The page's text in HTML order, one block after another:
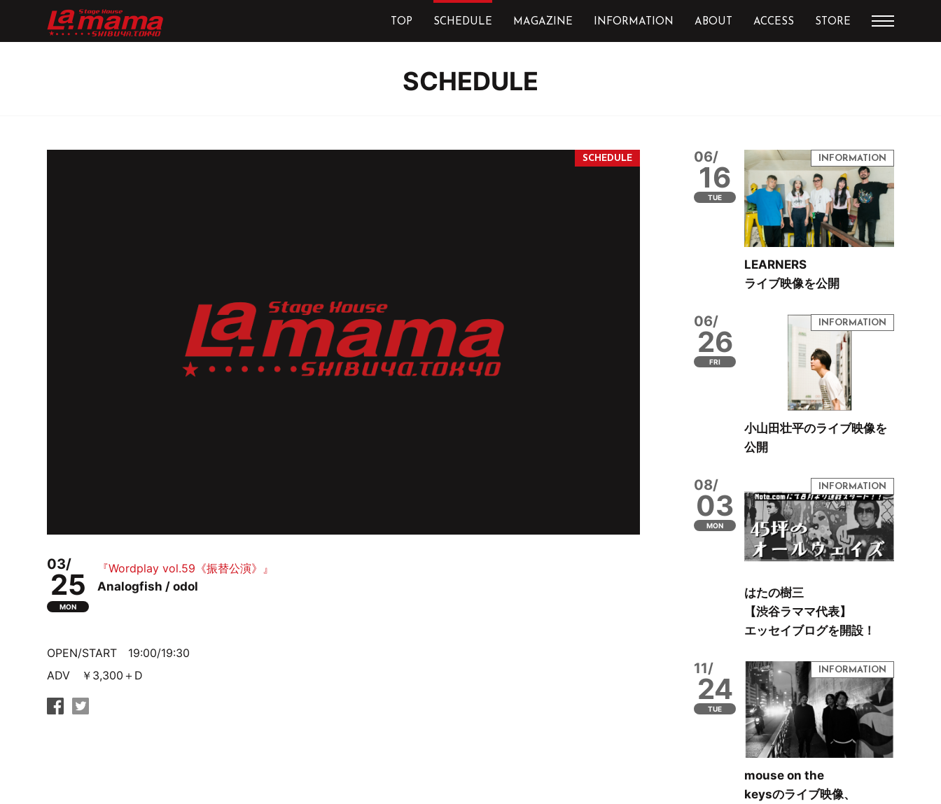
TOP SCHEDULE MAGAZINE INFORMATION ABOUT ACCESS STORE
SCHEDULE
03/
25
MON
『Wordplay vol.59《振替公演》』
Analogfish / odol
OPEN/START 19:00/19:30
ADV ￥3,300＋D
06/
16
TUE
LEARNERS
ライブ映像を公開
06/
26
FRI
小山田壮平のライブ映像を
公開
08/
03
MON
はたの樹三
【渋谷ラママ代表】
エッセイブログを開設！
11/
24
TUE
mouse on the
keysのライブ映像、